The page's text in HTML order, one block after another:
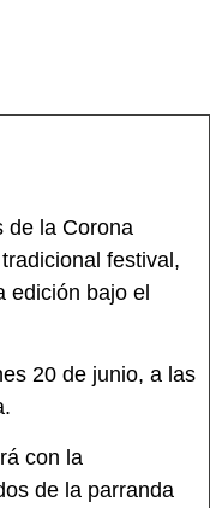
de la Corona
festival,
edición bajo el
20 de junio, a las
con la
de la parranda